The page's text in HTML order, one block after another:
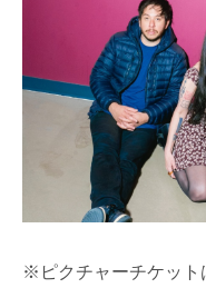
※ピクチャーチケット